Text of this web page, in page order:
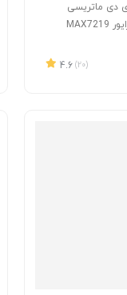
دی ماتریسی
4.6 (20)